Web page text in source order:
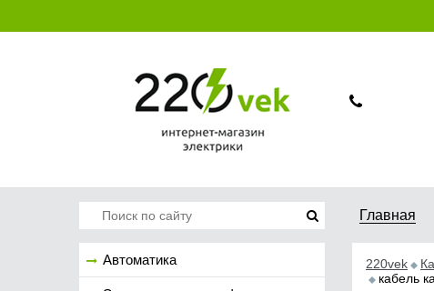
Автоматика
Главная
220vek
кабель